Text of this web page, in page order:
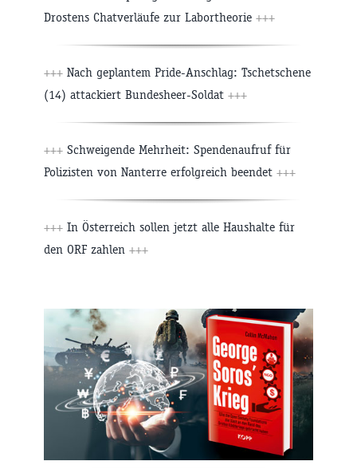
Drostens Chatverläufe zur Labortheorie +++
+++ Nach geplantem Pride-Anschlag: Tschetschene
(14) attackiert Bundesheer-Soldat +++
+++ Schweigende Mehrheit: Spendenaufruf für
Polizisten von Nanterre erfolgreich beendet +++
+++ In Österreich sollen jetzt alle Haushalte für
den ORF zahlen +++